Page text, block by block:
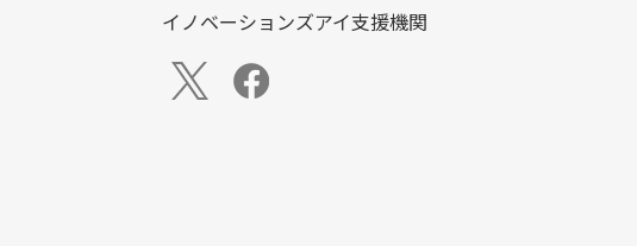
イノベーションズアイ支援機関